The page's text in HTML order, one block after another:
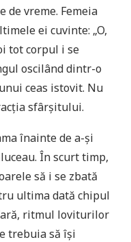
vreme. Femeia
ei cuvinte: „O,
tot corpul i se
oscilând dintr-o
ceas istovit. Nu
sfârșitului.
înainte de a-și
În scurt timp,
să i se zbată
ultima dată chipul
ritmul loviturilor
trebuia să își